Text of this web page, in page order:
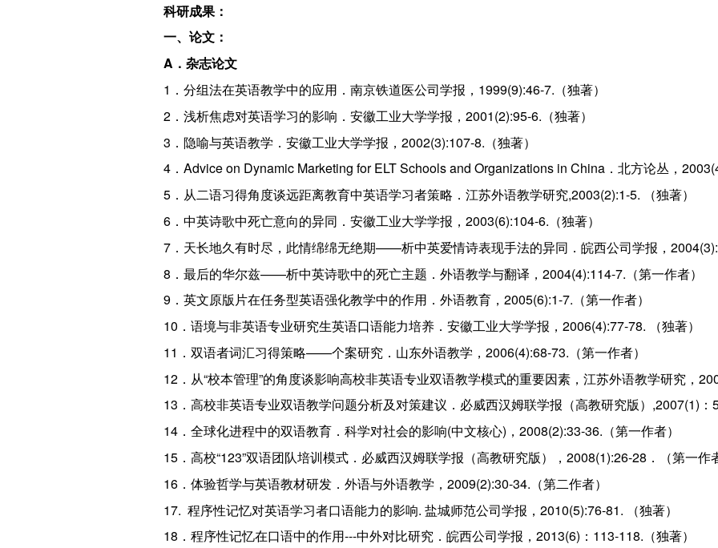
科研成果：
一、论文：
A．杂志论文
1．分组法在英语教学中的应用．南京铁道医公司学报，1999(9):46-7.（独著）
2．浅析焦虑对英语学习的影响．安徽工业大学学报，2001(2):95-6.（独著）
3．隐喻与英语教学．安徽工业大学学报，2002(3):107-8.（独著）
4．Advice on Dynamic Marketing for ELT Schools and Organizations in China．北方论丛，
5．从二语习得角度谈远距离教育中英语学习者策略．江苏外语教学研究,2003(2):1-5. （独著）
6．中英诗歌中死亡意向的异同．安徽工业大学学报，2003(6):104-6.（独著）
7．天长地久有时尽，此情绵绵无绝期——析中英爱情诗表现手法的异同．皖西公司学报，
8．最后的华尔兹——析中英诗歌中的死亡主题．外语教学与翻译，2004(4):114-7.（第一作者）
9．英文原版片在任务型英语强化教学中的作用．外语教育，2005(6):1-7.（第一作者）
10．语境与非英语专业研究生英语口语能力培养．安徽工业大学学报，2006(4):77-78. （独著）
11．双语者词汇习得策略——个案研究．山东外语教学，2006(4):68-73.（第一作者）
12．从“校本管理”的角度谈影响高校非英语专业双语教学模式的重要因素，江苏外语教学研究，
13．高校非英语专业双语教学问题分析及对策建议．必威西汉姆联学报（高教研究版）,2007(1)
14．全球化进程中的双语教育．科学对社会的影响(中文核心)，2008(2):33-36.（第一作者）
15．高校“123”双语团队培训模式．必威西汉姆联学报（高教研究版），2008(1):26-28．（第一作
16．体验哲学与英语教材研发．外语与外语教学，2009(2):30-34.（第二作者）
17. 程序性记忆对英语学习者口语能力的影响. 盐城师范公司学报，2010(5):76-81. （独著）
18．程序性记忆在口语中的作用---中外对比研究．皖西公司学报，2013(6)：113-118.（独著）